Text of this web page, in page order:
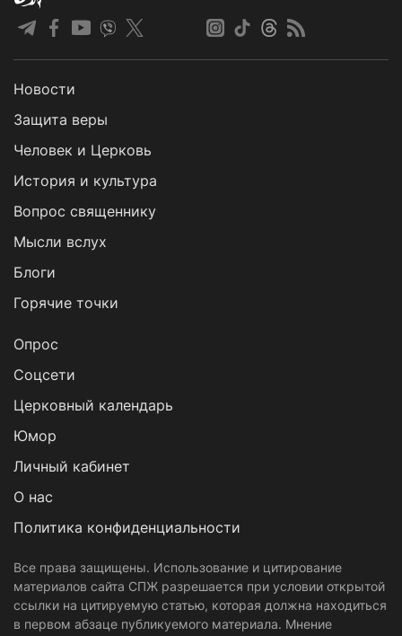
Новости
Защита веры
Человек и Церковь
История и культура
Вопрос священнику
Мысли вслух
Блоги
Горячие точки
Опрос
Cоцсети
Церковный календарь
Юмор
Личный кабинет
О нас
Политика конфиденциальности
Все права защищены. Использование и цитирование
материалов сайта СПЖ разрешается при условии открытой
ссылки на цитируемую статью, которая должна находиться
в первом абзаце публикуемого материала. Мнение